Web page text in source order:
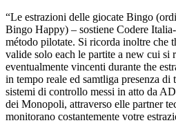
“Le estrazioni delle giocate Bingo
Bingo Happy) – sostiene Codere
método pilotate. Si ricorda inoltre che
valide solo each le partite a new cui si
eventualmente vincenti durante the
in tempo reale ed samtliga presenza
sistemi di controllo messi in atto da
dei Monopoli, attraverso elle partner
monitorano costantemente votre